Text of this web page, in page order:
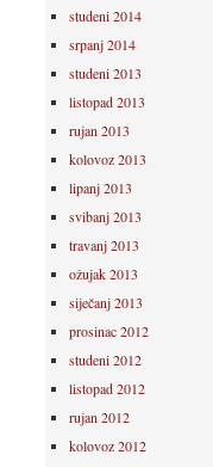
studeni 2014
srpanj 2014
studeni 2013
listopad 2013
rujan 2013
kolovoz 2013
lipanj 2013
svibanj 2013
travanj 2013
ožujak 2013
siječanj 2013
prosinac 2012
studeni 2012
listopad 2012
rujan 2012
kolovoz 2012